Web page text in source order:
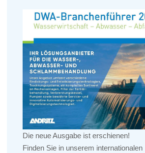
Die neue Ausgabe ist erschienen!
Finden Sie in unserem internationalen